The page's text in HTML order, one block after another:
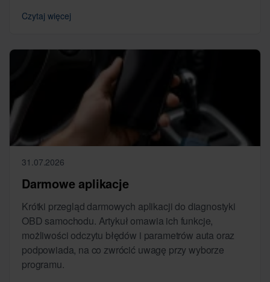
Czytaj więcej
31.07.2026
Darmowe aplikacje
Krótki przegląd darmowych aplikacji do diagnostyki
OBD samochodu. Artykuł omawia ich funkcje,
możliwości odczytu błędów i parametrów auta oraz
podpowiada, na co zwrócić uwagę przy wyborze
programu.